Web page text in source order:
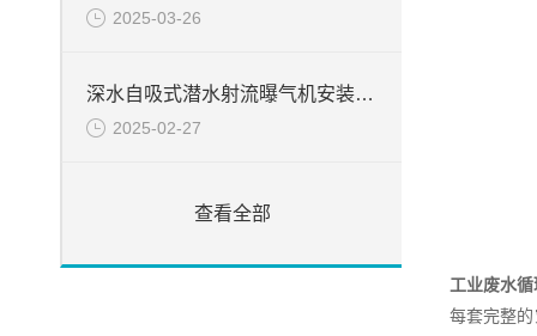
2025-03-26
深水自吸式潜水射流曝气机安装简介
2025-02-27
查看全部
工业废水
每套完整